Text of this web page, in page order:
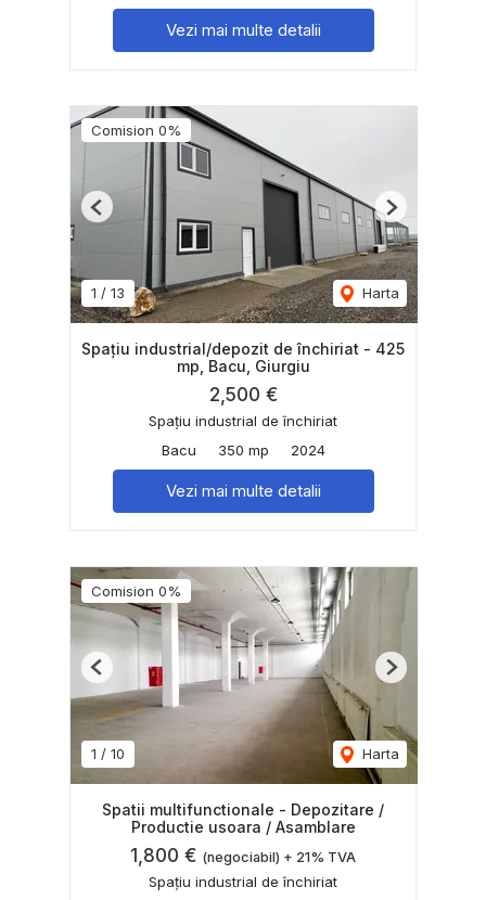
Vezi mai multe detalii
Comision 0%
1 / 13 Harta
Previous Next
Spațiu industrial/depozit de închiriat - 425
mp, Bacu, Giurgiu
2,500 €
Spațiu industrial de închiriat
Bacu
350 mp 2024
Vezi mai multe detalii
Comision 0%
1 / 10 Harta
Previous Next
Spatii multifunctionale - Depozitare /
Productie usoara / Asamblare
1,800 € (negociabil) + 21% TVA
Spațiu industrial de închiriat